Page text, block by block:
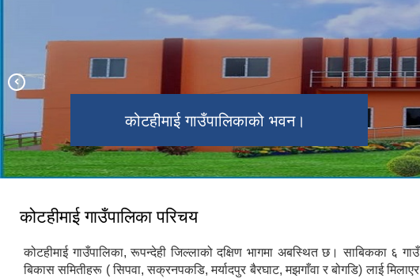
कोटहीमाई गाउँपालिकाको भवन।
कोटहीमाई गाउँपालिकामा रहेको गहुँ खेतीको
फाँट ।
वडा नं ४ बैरघाटमा अवस्थित कोटहीमाई मन्दिर
अन्तर स्थानीय तह क्रिकेट बिजेता २०८०
कोटहीमाई गाउँपालिका परिचय
कोटहीमाई गाउँपालिका, रूपन्देही जिल्लाको दक्षिण भागमा अबस्थित छ। साबिकका ६ गाउँ
बिकास समितीहरू ( सिपवा, सक्रनपकडि, मर्यादपुर बैरघाट, मझगाँवा र बोगडि) लाई मिलाएर